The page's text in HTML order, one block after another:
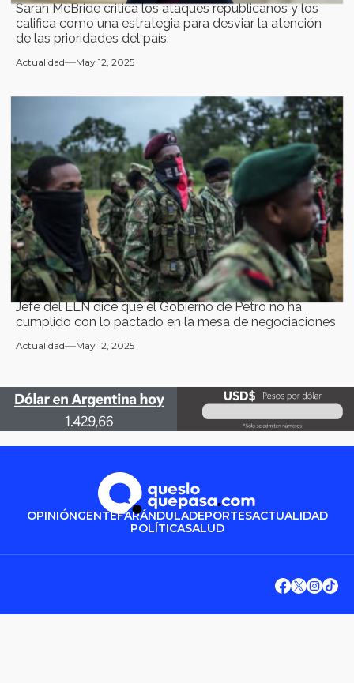
Sarah McBride critica los ataques republicanos y los
califica como una estrategia para desviar la atención
de las prioridades del país.
Actualidad May 12, 2025
Jefe del ELN dice que el Gobierno de Petro no ha
cumplido con lo pactado en la mesa de negociaciones
Actualidad May 12, 2025
OPINIÓNGENTEFARÁNDULADEPORTESACTUALIDAD
POLÍTICASALUD